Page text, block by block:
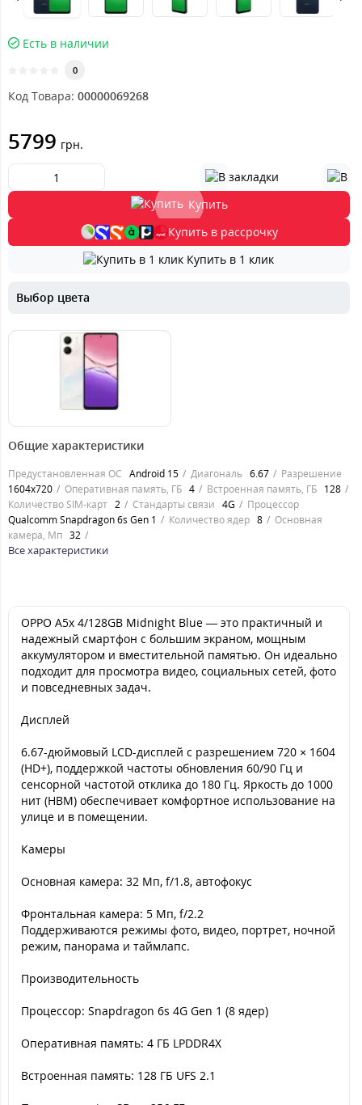
Есть в наличии
0
Код Товара: 00000069268
5799 грн.
Купить
Купить в рассрочку
Купить в 1 клик
Выбор цвета
5799 грн.
Общие характеристики
Предустановленная ОС Android 15 Диагональ 6.67
Разрешение
1604x720
Оперативная память, ГБ 4 Встроенная память, ГБ 128
Количество SIM-карт 2 Стандарты связи 4G
Процессор
Qualcomm Snapdragon 6s Gen 1
Количество ядер 8
Основная
камера, Мп 32
Все характеристики
OPPO A5x 4/128GB Midnight Blue — это практичный и
надежный смартфон с большим экраном, мощным
аккумулятором и вместительной памятью. Он идеально
подходит для просмотра видео, социальных сетей, фото
и повседневных задач.
Дисплей
6.67-дюймовый LCD-дисплей с разрешением 720 × 1604
(HD+), поддержкой частоты обновления 60/90 Гц и
сенсорной частотой отклика до 180 Гц. Яркость до 1000
нит (HBM) обеспечивает комфортное использование на
улице и в помещении.
Камеры
Основная камера: 32 Мп, f/1.8, автофокус
Фронтальная камера: 5 Мп, f/2.2
Поддерживаются режимы фото, видео, портрет, ночной
режим, панорама и таймлапс.
Производительность
Процессор: Snapdragon 6s 4G Gen 1 (8 ядер)
Оперативная память: 4 ГБ LPDDR4X
Встроенная память: 128 ГБ UFS 2.1